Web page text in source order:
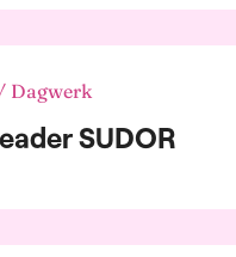
Dagwerk
SUDOR